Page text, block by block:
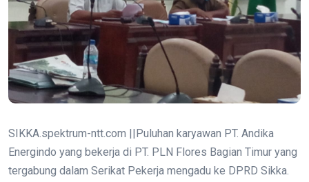
SIKKA.spektrum-ntt.com ||Puluhan karyawan PT. Andika
Energindo yang bekerja di PT. PLN Flores Bagian Timur yang
tergabung dalam Serikat Pekerja mengadu ke DPRD Sikka.